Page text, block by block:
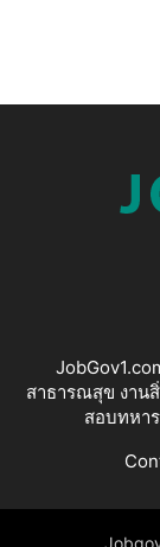
สาธารณสุข งาน
สอบทหา